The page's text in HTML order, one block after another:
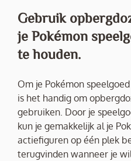
Gebruik
je Pokémon
te houden.
Om je Pokémon
is het handig om
gebruiken. Door je
kun je gemakkelijk al je
actiefiguren op één plek
terugvinden wanneer je